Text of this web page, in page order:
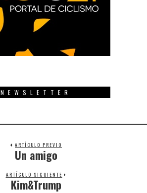
NEWSLETTER
ARTÍCULO PREVIO
Previous
post:
Un amigo
ARTÍCULO SIGUIENTE
Next
Kim&Trump